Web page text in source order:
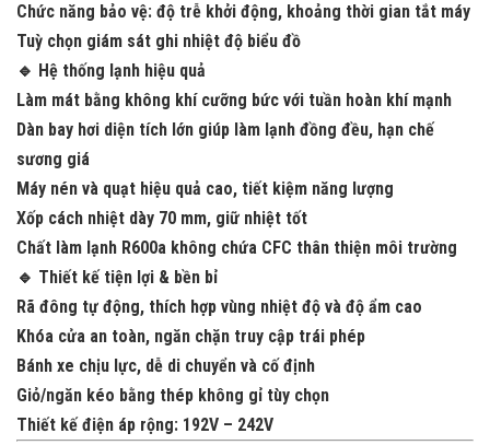
Chức năng bảo vệ: độ trễ khởi động, khoảng thời gian tắt máy
Tuỳ chọn giám sát ghi nhiệt độ biểu đồ
🔹 Hệ thống lạnh hiệu quả
Làm mát bằng không khí cưỡng bức với tuần hoàn khí mạnh
Dàn bay hơi diện tích lớn giúp làm lạnh đồng đều, hạn chế
sương giá
Máy nén và quạt hiệu quả cao, tiết kiệm năng lượng
Xốp cách nhiệt dày 70 mm, giữ nhiệt tốt
Chất làm lạnh R600a không chứa CFC thân thiện môi trường
🔹 Thiết kế tiện lợi & bền bỉ
Rã đông tự động, thích hợp vùng nhiệt độ và độ ẩm cao
Khóa cửa an toàn, ngăn chặn truy cập trái phép
Bánh xe chịu lực, dễ di chuyển và cố định
Giỏ/ngăn kéo bằng thép không gỉ tùy chọn
Thiết kế điện áp rộng: 192V – 242V